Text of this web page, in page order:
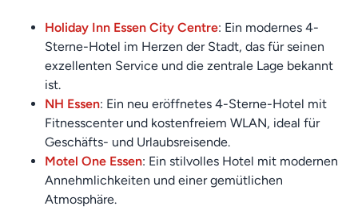
Holiday Inn Essen City Centre: Ein modernes 4-
Sterne-Hotel im Herzen der Stadt, das für seinen
exzellenten Service und die zentrale Lage bekannt
ist.
NH Essen: Ein neu eröffnetes 4-Sterne-Hotel mit
Fitnesscenter und kostenfreiem WLAN, ideal für
Geschäfts- und Urlaubsreisende.
Motel One Essen: Ein stilvolles Hotel mit modernen
Annehmlichkeiten und einer gemütlichen
Atmosphäre.